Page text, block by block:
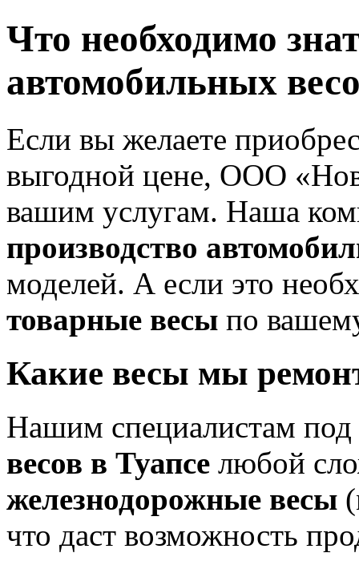
Что необходимо
автомобильных
Если вы желаете
выгодной цене, ООО
вашим услугам. Наша
производство
моделей. А если это
товарные весы по
Какие весы мы
Нашим специалистам
весов в Туапсе любой
железнодорожные весы
что даст возможность